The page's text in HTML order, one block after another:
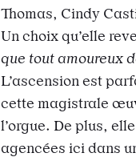
Thomas, Cindy
Un choix qu’elle
que tout amoureux
L’ascension est
cette magistrale
l’orgue. De plus,
agencées ici dans